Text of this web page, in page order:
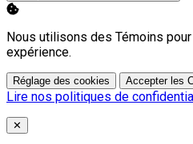
Nous utilisons des Témoins
expérience.
Réglage des cookies Accepter les
Lire nos politiques de
Close
✕